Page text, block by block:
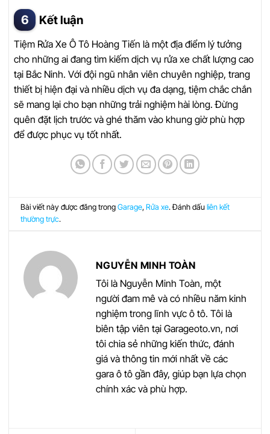
Kết luận
Tiệm Rửa Xe Ô Tô Hoàng Tiến là một địa điểm lý tưởng
cho những ai đang tìm kiếm dịch vụ rửa xe chất lượng cao
tại Bắc Ninh. Với đội ngũ nhân viên chuyên nghiệp, trang
thiết bị hiện đại và nhiều dịch vụ đa dạng, tiệm chắc chắn
sẽ mang lại cho bạn những trải nghiệm hài lòng. Đừng
quên đặt lịch trước và ghé thăm vào khung giờ phù hợp
để được phục vụ tốt nhất.
Bài viết này được đăng trongGarage,Rửa xe. Đánh dấuliên kết
thường trực.
NGUYỄN MINH TOÀN
Tôi là Nguyễn Minh Toàn, một
người đam mê và có nhiều năm kinh
nghiệm trong lĩnh vực ô tô. Tôi là
biên tập viên tại Garageoto.vn, nơi
tôi chia sẻ những kiến thức, đánh
giá và thông tin mới nhất về các
gara ô tô gần đây, giúp bạn lựa chọn
chính xác và phù hợp.